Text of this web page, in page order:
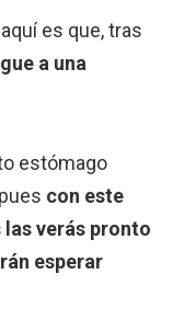
es que, tras
a una
estómago
con este
verás pronto
esperar